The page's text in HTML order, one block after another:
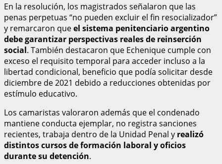
En la resolución, los magistrados señalaron que las
penas perpetuas “no pueden excluir el fin resocializador”
y remarcaron queel sistema penitenciario argentino
debe garantizar perspectivas reales de reinserción
social. También destacaron que Echenique cumple con
exceso el requisito temporal para acceder incluso a la
libertad condicional, beneficio que podía solicitar desde
diciembre de 2021 debido a reducciones obtenidas por
estímulo educativo.
Los camaristas valoraron además que el condenado
mantiene conducta ejemplar, no registra sanciones
recientes, trabaja dentro de la Unidad Penal y realizó
distintos cursos de formación laboral y oficios
durante su detención.